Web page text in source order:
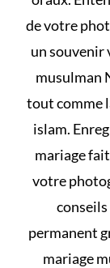
de votre
un souvenir
musulman
tout comme
islam.
mariage
votre
permanent
mariage